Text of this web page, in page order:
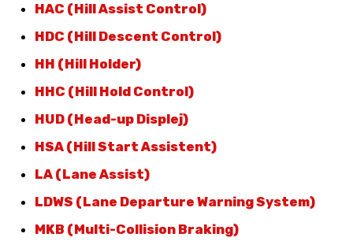
HAC (Hill Assist Control)
HDC (Hill Descent Control)
HH (Hill Holder)
HHC (Hill Hold Control)
HUD (Head-up Displej)
HSA (Hill Start Assistent)
LA (Lane Assist)
LDWS (Lane Departure Warning System)
MKB (Multi-Collision Braking)